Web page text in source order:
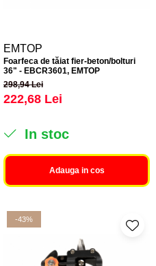
EMTOP
Foarfeca de tăiat fier-beton/bolturi
36" - EBCR3601, EMTOP
298,94 Lei
222,68 Lei
In stoc
Adauga in cos
-43%